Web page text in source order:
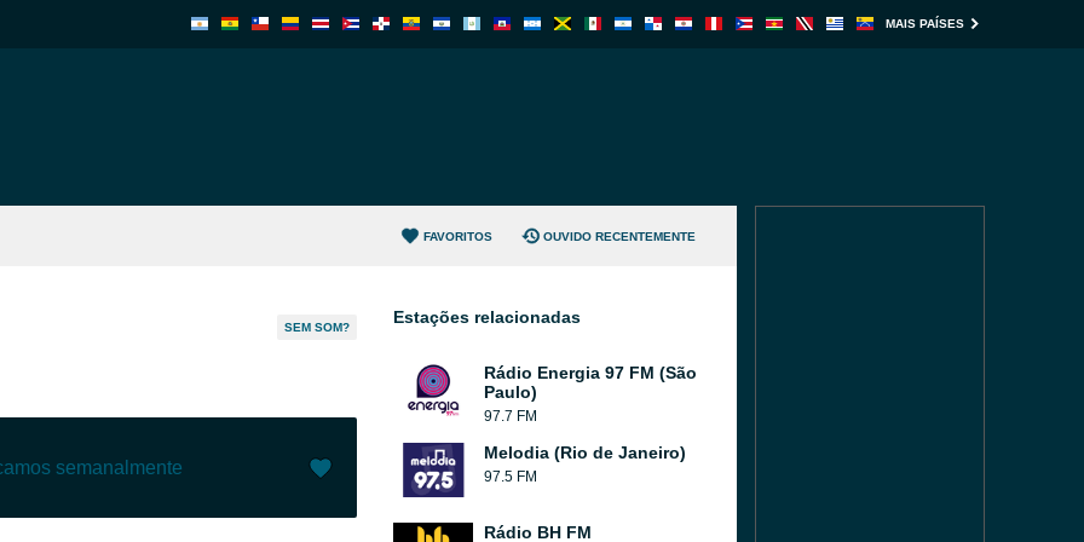
MAIS PAÍSES
FAVORITOS OUVIDO RECENTEMENTE
SEM SOM?
semanalmente
Estações relacionadas
Rádio Energia 97 FM (São
Paulo)
97.7 FM
Melodia (Rio de Janeiro)
97.5 FM
Rádio BH FM